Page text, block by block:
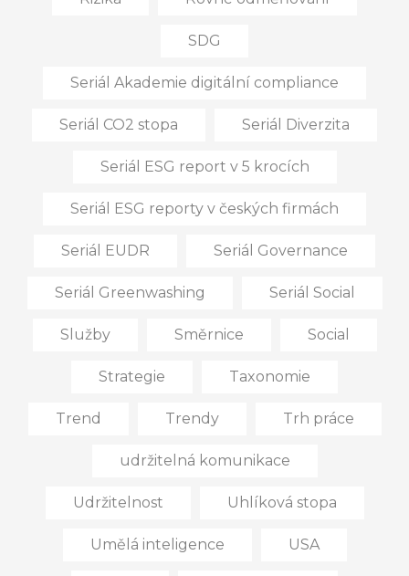
SDG
Seriál Akademie digitální compliance
Seriál CO2 stopa Seriál Diverzita
Seriál ESG report v 5 krocích
Seriál ESG reporty v českých firmách
Seriál EUDR Seriál Governance
Seriál Greenwashing Seriál Social
Služby Směrnice Social
Strategie Taxonomie
Trend Trendy Trh práce
udržitelná komunikace
Udržitelnost Uhlíková stopa
Umělá inteligence USA